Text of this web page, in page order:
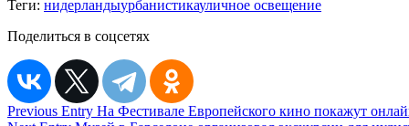
Теги: нидерландыурбанистикауличное освещение
Поделиться в соцсетях
Навигация
Previous Entry На Фестивале Европейского кино покажут